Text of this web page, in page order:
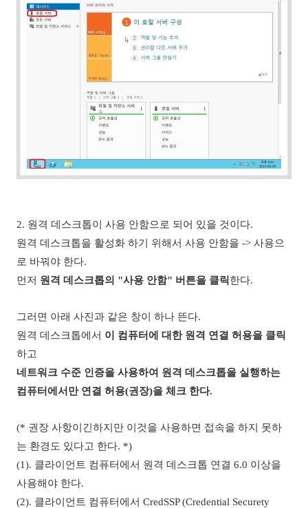
2. 원격 데스크톱이 사용 안함으로 되어 있을 것이다.
원격 데스크톱을 활성화 하기 위해서 사용 안함을 -> 사용으
로 바꿔야 한다.
먼저 원격 데스크톱의 "사용 안함" 버튼을 클릭한다.
그러면 아래 사진과 같은 창이 하나 뜬다.
원격 데스크톱에서 이 컴퓨터에 대한 원격 연결 허용을 클릭
하고
네트워크 수준 인증을 사용하여 원격 데스크톱을 실행하는
컴퓨터에서만 연결 허용(권장)을 체크 한다.
(* 권장 사항이긴하지만 이것을 사용하면 접속을 하지 못하
는 환경도 있다고 한다. *)
(1). 클라이언트 컴퓨터에서 원격 데스크톱 연결 6.0 이상을
사용해야 한다.
(2). 클라이언트 컴퓨터에서 CredSSP (Credential Securety